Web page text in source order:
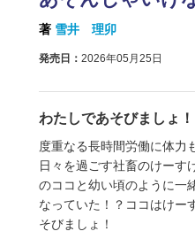
著 雪井 理卯
発売日： 2026年05月25日
わたしであそびましょ！
度重なる長時間労働に体力
日々を過ごす社畜のけーす
のココと幼い頃のように一
なっていた！？ココはけー
そびましょ！